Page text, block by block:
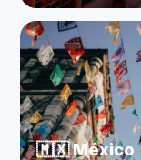
🇲🇽 México